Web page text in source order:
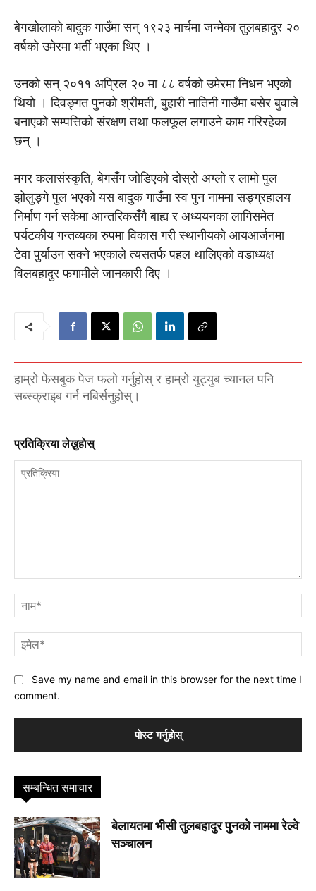
बेगखोलाको बादुक गाउँमा सन् १९२३ मार्चमा जन्मेका तुलबहादुर २०
वर्षको उमेरमा भर्ती भएका थिए ।
उनकाे सन् २०११ अप्रिल २० मा ८८ वर्षको उमेरमा निधन भएको
थियो । दिवङ्गत पुनको श्रीमती, बुहारी नातिनी गाउँमा बसेर बुवाले
बनाएको सम्पत्तिको संरक्षण तथा फलफूल लगाउने काम गरिरहेका
छन् ।
मगर कलासंस्कृति, बेगसँग जोडिएको दोस्रो अग्लो र लामो पुल
झोलुङ्गे पुल भएको यस बादुक गाउँमा स्व पुन नाममा सङ्ग्रहालय
निर्माण गर्न सकेमा आन्तरिकसँगै बाह्य र अध्ययनका लागिसमेत
पर्यटकीय गन्तव्यका रुपमा विकास गरी स्थानीयको आयआर्जनमा
टेवा पुर्याउन सक्ने भएकाले त्यसतर्फ पहल थालिएको वडाध्यक्ष
विलबहादुर फगामीले जानकारी दिए ।
हाम्रो फेसबुक पेज फलो गर्नुहोस् र हाम्रो युट्युब च्यानल पनि
सब्स्क्राइब गर्न नबिर्सनुहोस्।
प्रतिक्रिया लेख्नुहाेस्
Save my name and email in this browser for the next time I
comment.
सम्बन्धित समाचार
बेलायतमा भीसी तुलबहादुर पुनकाे नाममा रेल्वे
सञ्चालन